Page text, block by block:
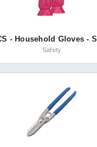
- Household Gloves -
Safety